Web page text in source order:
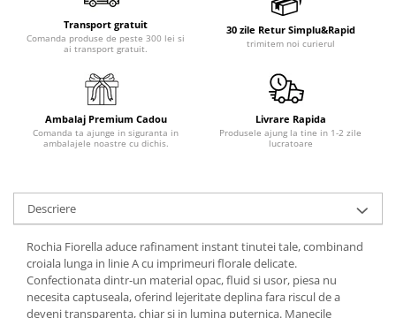
Transport gratuit
Comanda produse de peste 300 lei si
ai transport gratuit.
30 zile Retur Simplu&Rapid
trimitem noi curierul
Ambalaj Premium Cadou
Comanda ta ajunge in siguranta in
ambalajele noastre cu dichis.
Livrare Rapida
Produsele ajung la tine in 1-2 zile
lucratoare
Descriere
Rochia Fiorella aduce rafinament instant tinutei tale, combinand
croiala lunga in linie A cu imprimeuri florale delicate.
Confectionata dintr-un material opac, fluid si usor, piesa nu
necesita captuseala, oferind lejeritate deplina fara riscul de a
deveni transparenta, chiar si in lumina puternica. Manecile